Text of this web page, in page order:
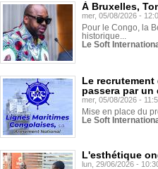
À Bruxelles,
mer, 05/08/2026 -
Pour le Congo, la
historique...
Le Soft
Le
passera par un
mer, 05/08/2026 -
Mise en place du
Le Soft
L'esthétique
lun, 29/06/2026 -